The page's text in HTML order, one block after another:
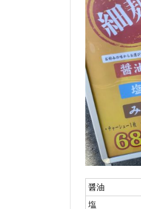
醤油
塩